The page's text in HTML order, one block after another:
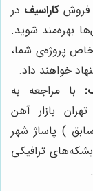
کاراسیف در
بهره‌مند شوید.
خاص پروژه‌ی شما،
خواهند داد.
: با مراجعه به
بازار آهن
سابق ) پاساژ شهر
نزدیک بشکه‌های ترافیکی